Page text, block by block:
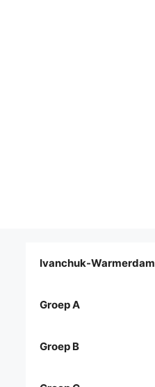
Ivanchuk-Warmerdam
Groep A
Groep B